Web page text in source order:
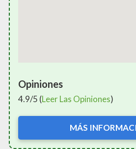
Opiniones
4.9/5 (Leer Las Opiniones)
MÁS